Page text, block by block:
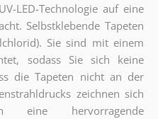
LED-Technologie auf eine
Selbstklebende Tapeten
Sie sind mit einem
sodass Sie sich keine
die Tapeten nicht an der
zeichnen sich
eine hervorragende